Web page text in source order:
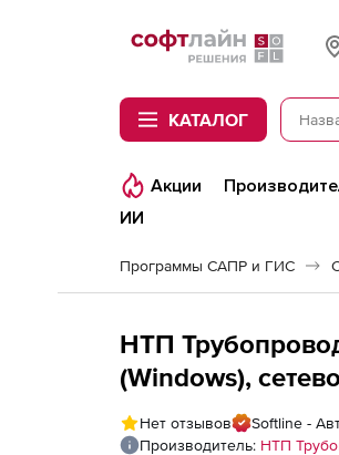
Softline
КАТАЛОГ
Акции
ИИ
Программы САПР и ГИС
НТП
(Windows),
Нет отзывов
Softline -
Производитель: НТП